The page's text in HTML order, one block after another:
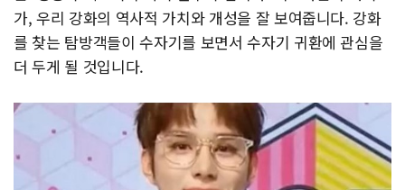
가, 우리 강화의 역사적 가치와 개성을 잘 보여줍니다. 강화
를 찾는 탐방객들이 수자기를 보면서 수자기 귀환에 관심을
더 두게 될 것입니다.